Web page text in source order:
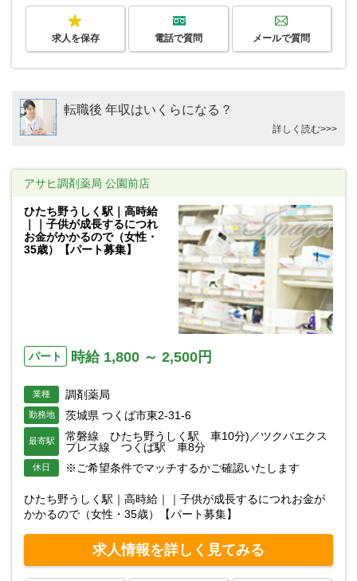
求人を保存 電話で質問 メールで質問
転職後 年収はいくらになる？
詳しく読む>>>
アサヒ調剤薬局 公園前店
ひたち野うしく駅｜高時給
｜｜子供が成長するにつれ
お金がかかるので（女性・
35歳）【パート募集】
パート 時給 1,800 ～ 2,500円
業種 調剤薬局
勤務地 茨城県 つくば市東2-31-6
最寄駅
常磐線 ひたち野うしく駅 車10分)／ツクバエクス
プレス線 つくば駅 車8分
休日 ※ご希望条件でマッチするかご確認いたします
ひたち野うしく駅｜高時給｜｜子供が成長するにつれお金が
かかるので（女性・35歳）【パート募集】
求人情報を詳しく見てみる